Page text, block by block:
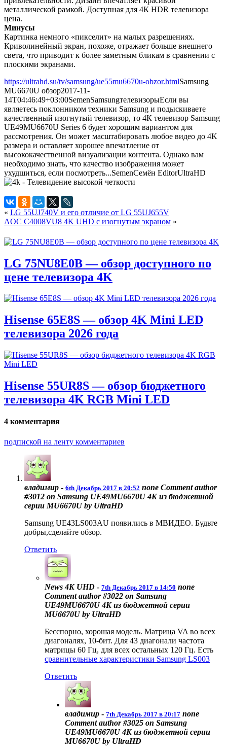
металлической рамкой. Доступная для 4К HDR телевизора
цена.
Минусы
Картинка немного «пикселит» на малых разрешениях.
Криволинейный экран, похоже, отражает больше внешнего
света, что приводит к более заметным бликам в сравнении с
плоскими экранами.
https://ultrahd.su/tv/samsung/ue55mu6670u-obzor.htmlSamsung
MU6670U обзор2017-11-
14T04:46:49+03:00SemenSamsungтелевизорыЕсли вы
являетесь поклонником техники Samsung и подыскиваете
качественный изогнутый телевизор, то 4К телевизор Samsung
UE49MU6670U Series 6 будет хорошим вариантом для
рассмотрения. Он может масштабировать любое видео до 4K
размера и оставляет хорошее впечатление от
высококачественной визуализации контента. Однако вам
необходимо знать, что качество изображения может
ухудшиться, если посмотреть...SemenСемён EditorUltraHD
« LG 55UJ740V и его отличие от LG 55UJ655V
AOC C4008VU8 4K UHD с изогнутым экраном »
LG 75NU8E0B — обзор доступного по
цене телевизора 4K
Hisense 65E8S — обзор 4K Mini LED
телевизора 2026 года
Hisense 55UR8S — обзор бюджетного
телевизора 4K RGB Mini LED
4 комментария
подпиской на ленту комментариев
владимир - 6th Декабрь 2017 в 20:52 none Comment author
#3012 on Samsung UE49MU6670U 4K из бюджетной
серии MU6670U by UltraHD
Samsung UE43LS003AU появились в МВИДЕО. Будьте
добры,сделайте обзор.
Ответить
News 4K UHD - 7th Декабрь 2017 в 14:50 none
Comment author #3022 on Samsung
UE49MU6670U 4K из бюджетной серии
MU6670U by UltraHD
Бесспорно, хорошая модель. Матрица VA во всех
диагоналях, 10-бит. Для 43 диагонали частота
матрицы 60 Гц, для всех остальных 120 Гц. Есть
сравнительные характеристики Samsung LS003
Ответить
владимир - 7th Декабрь 2017 в 20:17 none
Comment author #3025 on Samsung
UE49MU6670U 4K из бюджетной серии
MU6670U by UltraHD